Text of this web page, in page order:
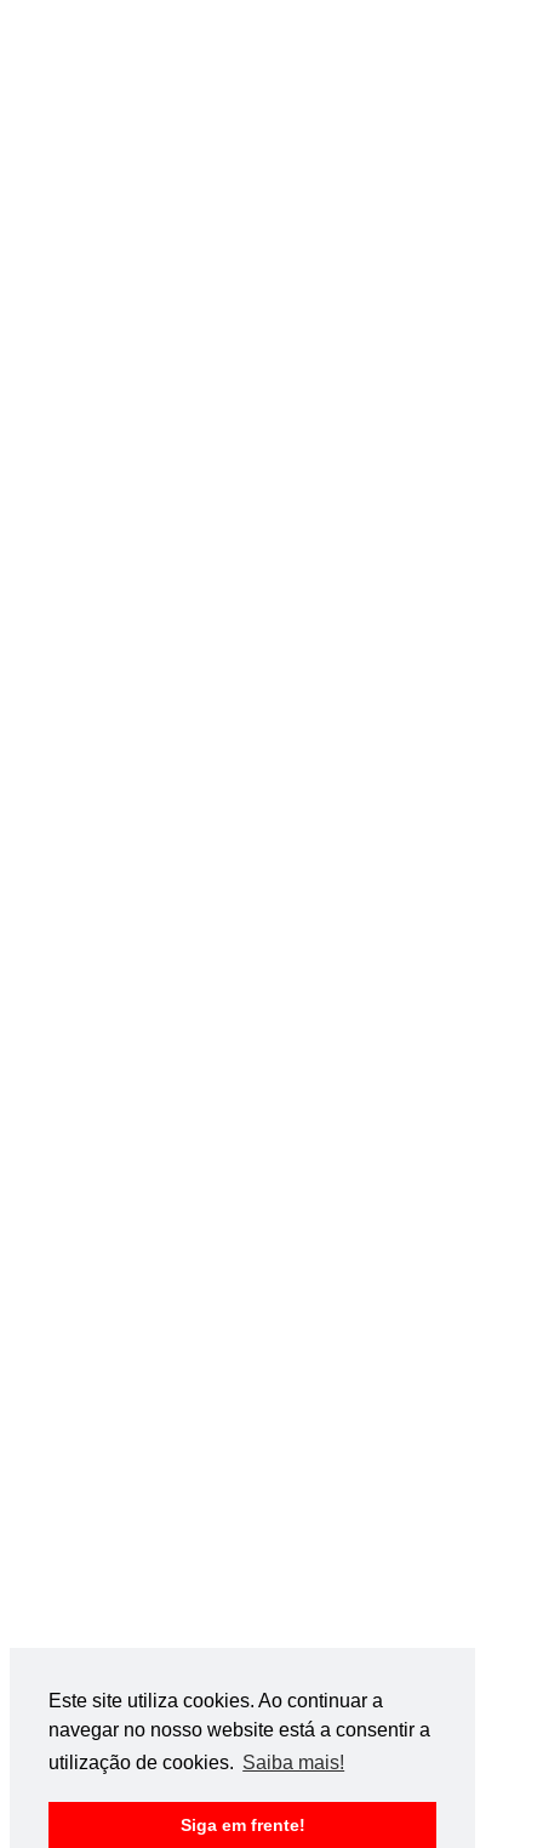
Este site utiliza cookies. Ao continuar a
navegar no nosso website está a consentir a
utilização de cookies. Saiba mais!
Siga em frente!